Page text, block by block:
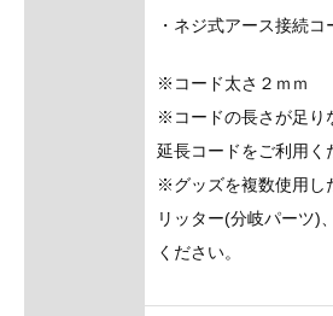
・ネジ式アース接続コ
※コード太さ２ｍｍ
※コードの長さが足り
延長コードをご利用く
※グッズを複数使用し
リッター(分岐パーツ)
ください。